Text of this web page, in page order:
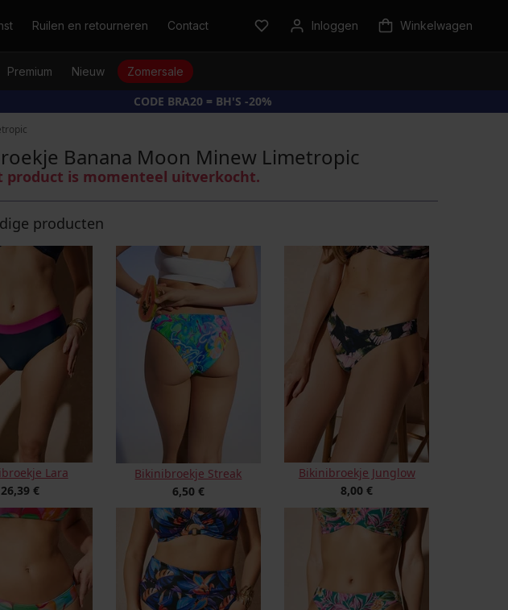
Ruilen en retourneren Contact Inloggen Winkelwagen
Premium Nieuw Zomersale
CODE BRA20 = BH'S -20%
Banana Moon Minew Limetropic
product is momenteel uitverkocht.
producten
Lara
26,39 €
Bikinibroekje Streak
6,50 €
Bikinibroekje Junglow
8,00 €